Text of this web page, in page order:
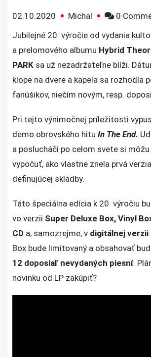
02.10.2020 Michal 0
Jubilejné 20. výročie od vydania
a prelomového albumu Hybrid
PARK sa už nezadržateľne blíži.
klope na dvere a kapela sa rozhodla
fanúšikov, niečím novým, resp.
Pri tejto výnimočnej príležitosti
demo obrovského hitu In The End.
a poslucháči po celom svete si
vypočuť, ako vlastne znela prvá
definujúcej skladby.
Táto špeciálna edícia k 20. výročiu
vo verzii Super Deluxe Box, Vinyl
CD a, samozrejme, v digitálnej verzii
Box bude limitovaný a obsahovať
12 doposiaľ nevydaných piesní.
novinku od LP zakúpiť?